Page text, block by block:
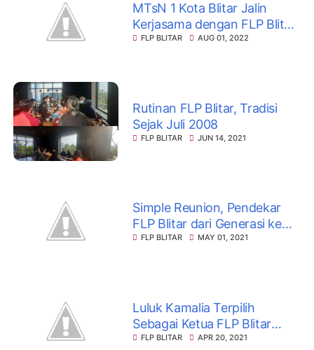
MTsN 1 Kota Blitar Jalin
Kerjasama dengan FLP Blitar,
Perkuat Literasi Sekolah
FLP BLITAR AUG 01, 2022
Rutinan FLP Blitar, Tradisi
Sejak Juli 2008
FLP BLITAR JUN 14, 2021
Simple Reunion, Pendekar
FLP Blitar dari Generasi ke
Generasi
FLP BLITAR MAY 01, 2021
Luluk Kamalia Terpilih
Sebagai Ketua FLP Blitar
2021-2023
FLP BLITAR APR 20, 2021